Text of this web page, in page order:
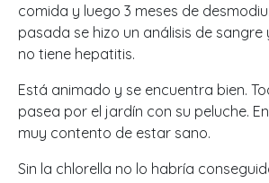
comida y luego 3 meses de
pasada se hizo un análisis de
no tiene hepatitis.
Está animado y se encuentra bien.
pasea por el jardín con su peluche.
muy contento de estar sano.
Sin la chlorella no lo habría